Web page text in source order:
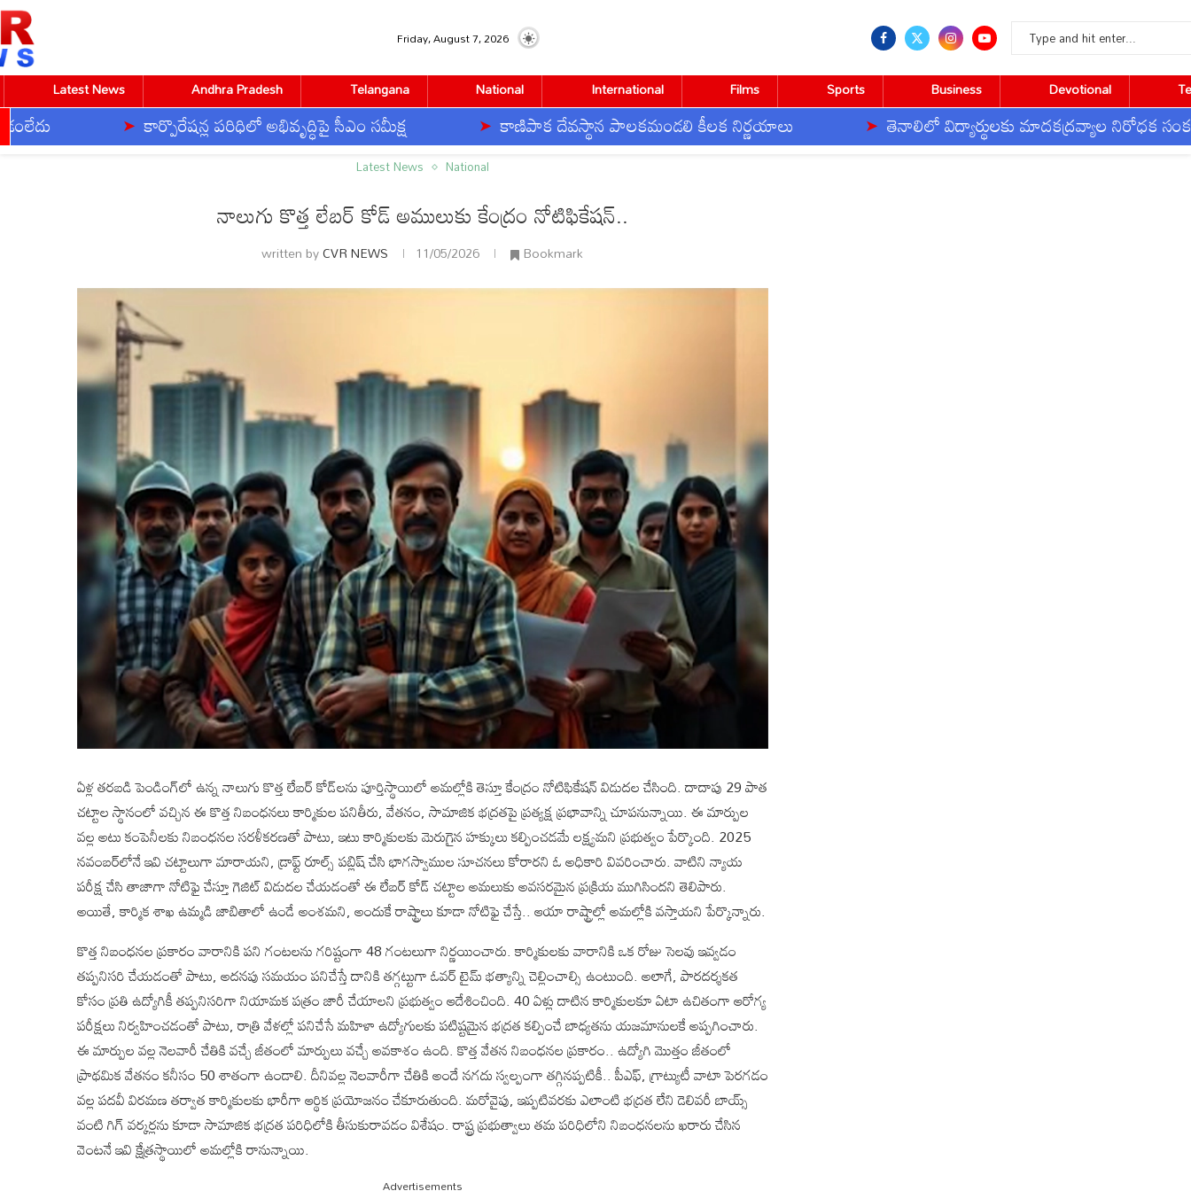
Friday, August 7, 2026
Latest News Andhra Pradesh Telangana National International Films Sports Business Devotional
కార్పొరేషన్ల పరిధిలో అభివృద్ధిపై సీఎం సమీక్ష కాణిపాక దేవస్థాన పాలకమండలి కీలక నిర్ణయాలు తెనాలిలో విద్యార్థులకు మాదకద్రవ్యాల నిరోధక సంకల్పం
CVR OM
TECHNOLOGY
Latest News
నాలుగు కొత్త లేబర్ కోడ్‌ అములుకు కేంద్రం నోటిఫికేషన్..
Latest News
National
నాలుగు కొత్త లేబర్ కోడ్‌ అములుకు కేంద్రం నోటిఫికేషన్..
written byCVR NEWS 11/05/2026 Bookmark
ఏళ్ల తరబడి పెండింగ్‌లో ఉన్న నాలుగు కొత్త లేబర్ కోడ్‌లను పూర్తిస్థాయిలో అమల్లోకి తెస్తూ కేంద్రం నోటిఫికేషన్ విడుదల చేసింది. దాదాపు 29 పాత
చట్టాల స్థానంలో వచ్చిన ఈ కొత్త నిబంధనలు కార్మికుల పనితీరు, వేతనం, సామాజిక భద్రతపై ప్రత్యక్ష ప్రభావాన్ని చూపనున్నాయి. ఈ మార్పుల
వల్ల అటు కంపెనీలకు నిబంధనల సరళీకరణతో పాటు, ఇటు కార్మికులకు మెరుగైన హక్కులు కల్పించడమే లక్ష్యమని ప్రభుత్వం పేర్కొంది. 2025
నవంబర్‌లోనే ఇవి చట్టాలుగా మారాయని, డ్రాఫ్ట్ రూల్స్ పబ్లిష్ చేసి భాగస్వాముల సూచనలు కోరారని ఓ అధికారి వివరించారు. వాటిని న్యాయ
పరీక్ష చేసి తాజాగా నోటిఫై చేస్తూ గెజిట్ విడుదల చేయడంతో ఈ లేబర్ కోడ్ చట్టాల అమలుకు అవసరమైన ప్రక్రియ ముగిసిందని తెలిపారు.
అయితే, కార్మిక శాఖ ఉమ్మడి జాబితాలో ఉండే అంశమని, అందుకే రాష్ట్రాలు కూడా నోటిఫై చేస్తే.. ఆయా రాష్ట్రాల్లో అమల్లోకి వస్తాయని పేర్కొన్నారు.
కొత్త నిబంధనల ప్రకారం వారానికి పని గంటలను గరిష్టంగా 48 గంటలుగా నిర్ణయించారు. కార్మికులకు వారానికి ఒక రోజు సెలవు ఇవ్వడం
తప్పనిసరి చేయడంతో పాటు, అదనపు సమయం పనిచేస్తే దానికి తగ్గట్టుగా ఓవర్‌ టైమ్ భత్యాన్ని చెల్లించాల్సి ఉంటుంది. అలాగే, పారదర్శకత
కోసం ప్రతి ఉద్యోగికీ తప్పనిసరిగా నియామక పత్రం జారీ చేయాలని ప్రభుత్వం ఆదేశించింది. 40 ఏళ్లు దాటిన కార్మికులకూ ఏటా ఉచితంగా ఆరోగ్య
పరీక్షలు నిర్వహించడంతో పాటు, రాత్రి వేళల్లో పనిచేసే మహిళా ఉద్యోగులకు పటిష్టమైన భద్రత కల్పించే బాధ్యతను యజమానులకే అప్పగించారు.
ఈ మార్పుల వల్ల నెలవారీ చేతికి వచ్చే జీతంలో మార్పులు వచ్చే అవకాశం ఉంది. కొత్త వేతన నిబంధనల ప్రకారం.. ఉద్యోగి మొత్తం జీతంలో
ప్రాథమిక వేతనం కనీసం 50 శాతంగా ఉండాలి. దీనివల్ల నెలవారీగా చేతికి అందే నగదు స్వల్పంగా తగ్గినప్పటికీ.. పీఎఫ్, గ్రాట్యుటీ వాటా పెరగడం
వల్ల పదవీ విరమణ తర్వాత కార్మికులకు భారీగా ఆర్థిక ప్రయోజనం చేకూరుతుంది. మరోవైపు, ఇప్పటివరకు ఎలాంటి భద్రత లేని డెలివరీ బాయ్స్
వంటి గిగ్ వర్కర్లను కూడా సామాజిక భద్రత పరిధిలోకి తీసుకురావడం విశేషం. రాష్ట్ర ప్రభుత్వాలు తమ పరిధిలోని నిబంధనలను ఖరారు చేసిన
వెంటనే ఇవి క్షేత్రస్థాయిలో అమల్లోకి రానున్నాయి.
Advertisements